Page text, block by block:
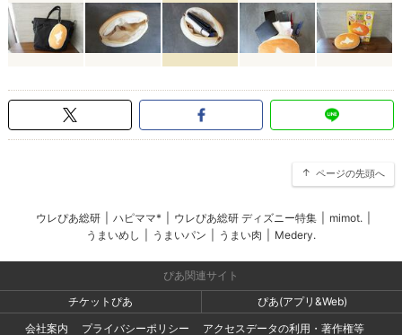
ページの先頭へ
ウレぴあ総研 ハピママ* ウレぴあ総研 ディズニー特集 mimot.
うまいめし
うまいパン うまい肉 Medery.
ぴあ関連サイト
チケットぴあ
ぴあ(アプリ&Web)
会社案内
プライバシーポリシー アクセスデータの利用・著作権等